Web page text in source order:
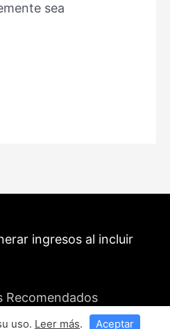
sea
ingresos al incluir
Recomendados
uso. Leer más. Aceptar